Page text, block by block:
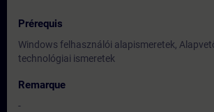
Prérequis
Windows felhasználói alapismeretek,
technológiai ismeretek
Remarque
-